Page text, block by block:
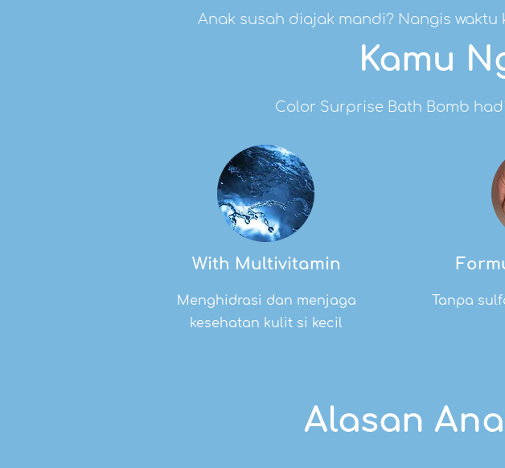
Anak susah diajak mandi? Nangis
Kamu
Color Surprise Bath Bomb
With Multivitamin
Menghidrasi dan menjaga
kesehatan kulit si kecil
Tanpa
Alasan